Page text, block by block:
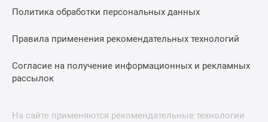
Политика обработки персональных данных
Правила применения рекомендательных технологий
Согласие на получение информационных и рекламных
рассылок
На сайте применяются рекомендательные технологии